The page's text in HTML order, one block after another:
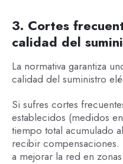
3. Cortes
calidad del
La normativa garantiza
calidad del suministro
Si sufres cortes
establecidos (medidos
tiempo total acumulado
recibir compensaciones.
a mejorar la red en